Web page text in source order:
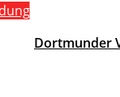
Dortmunder